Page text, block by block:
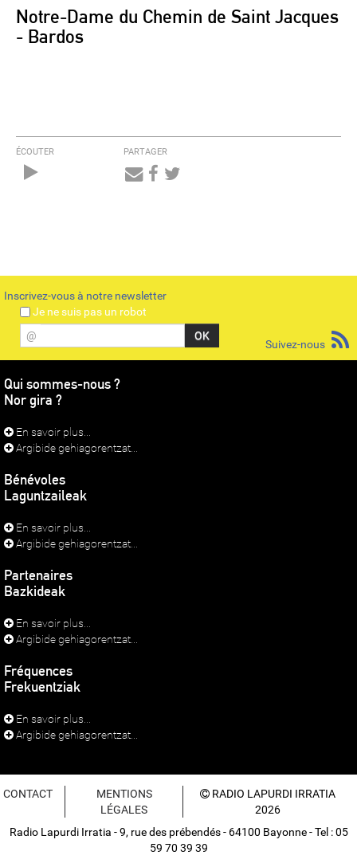
Notre-Dame du Chemin de Saint Jacques
- Bardos
ÉCOUTER PARTAGER
Inscrivez-vous à notre newsletter
Je ne suis pas un robot
@
Suivez-nous
Qui sommes-nous ?
Nor gira ?
En savoir plus...
Argibide gehiagorentzat...
Bénévoles
Laguntzaileak
En savoir plus...
Argibide gehiagorentzat...
Partenaires
Bazkideak
En savoir plus...
Argibide gehiagorentzat...
Fréquences
Frekuentziak
En savoir plus...
Argibide gehiagorentzat...
CONTACT
MENTIONS
LÉGALES
RADIO LAPURDI IRRATIA
2026
Radio Lapurdi Irratia - 9, rue des prébendés - 64100 Bayonne - Tel : 05
59 70 39 39